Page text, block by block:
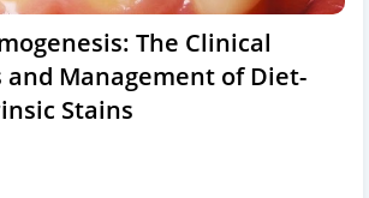
The Clinical
and Management of Diet-
Stains